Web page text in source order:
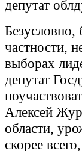
депутат
Безусловно,
частности,
выборах
депутат
Алексей
области,
скорее